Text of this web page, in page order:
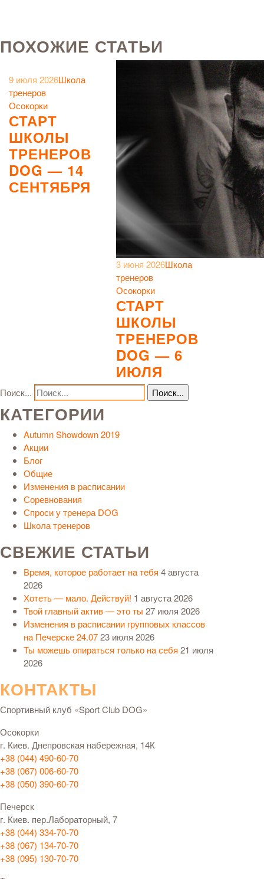
ПОХОЖИЕ СТАТЬИ
9 июля 2026Школа
тренеров
Осокорки
СТАРТ
ШКОЛЫ
ТРЕНЕРОВ
DOG — 14
СЕНТЯБРЯ
3 июня 2026Школа
тренеров
Осокорки
СТАРТ
ШКОЛЫ
ТРЕНЕРОВ
DOG — 6
ИЮЛЯ
Поиск...
КАТЕГОРИИ
Autumn Showdown 2019
Акции
Блог
Общие
Изменения в расписании
Соревнования
Спроси у тренера DOG
Школа тренеров
СВЕЖИЕ СТАТЬИ
Время, которое работает на тебя 4 августа
2026
Хотеть — мало. Действуй! 1 августа 2026
Твой главный актив — это ты 27 июля 2026
Изменения в расписании групповых классов
на Печерске 24.0723 июля 2026
Ты можешь опираться только на себя 21 июля
2026
КОНТАКТЫ
Спортивный клуб «Sport Club DOG»
Осокорки
г. Киев. Днепровская набережная, 14К
+38 (044) 490-60-70
+38 (067) 006-60-70
+38 (050) 390-60-70
Печерск
г. Киев. пер.Лабораторный, 7
+38 (044) 334-70-70
+38 (067) 134-70-70
+38 (095) 130-70-70